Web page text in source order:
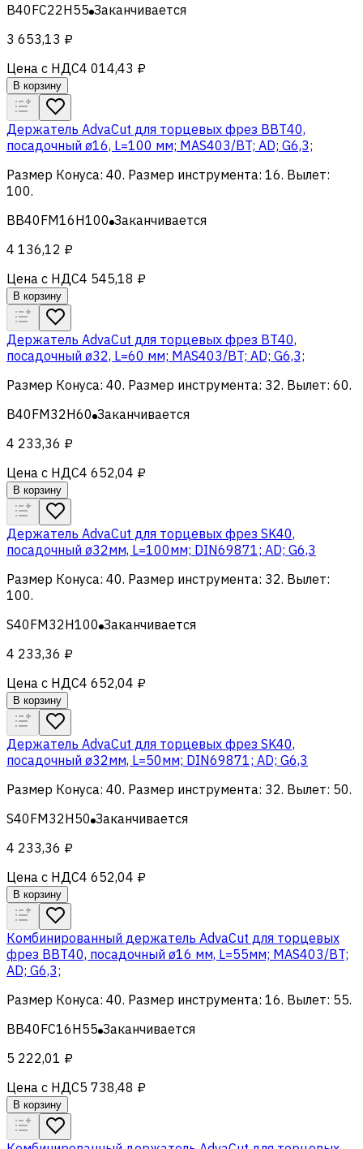
B40FC22H55 Заканчивается
3 653,13 ₽
Цена с НДС4 014,43 ₽
В корзину
Держатель AdvaCut для торцевых фрез BBT40,
посадочный ø16, L=100 мм; MAS403/BT; AD; G6,3;
Размер Конуса: 40. Размер инструмента: 16. Вылет:
100.
BB40FM16H100 Заканчивается
4 136,12 ₽
Цена с НДС4 545,18 ₽
В корзину
Держатель AdvaCut для торцевых фрез BT40,
посадочный ø32, L=60 мм; MAS403/BT; AD; G6,3;
Размер Конуса: 40. Размер инструмента: 32. Вылет: 60.
B40FM32H60 Заканчивается
4 233,36 ₽
Цена с НДС4 652,04 ₽
В корзину
Держатель AdvaCut для торцевых фрез SK40,
посадочный ø32мм, L=100мм; DIN69871; AD; G6,3
Размер Конуса: 40. Размер инструмента: 32. Вылет:
100.
S40FM32H100 Заканчивается
4 233,36 ₽
Цена с НДС4 652,04 ₽
В корзину
Держатель AdvaCut для торцевых фрез SK40,
посадочный ø32мм, L=50мм; DIN69871; AD; G6,3
Размер Конуса: 40. Размер инструмента: 32. Вылет: 50.
S40FM32H50 Заканчивается
4 233,36 ₽
Цена с НДС4 652,04 ₽
В корзину
Комбинированный держатель AdvaCut для торцевых
фрез BBT40, посадочный ø16 мм, L=55мм; MAS403/BT;
AD; G6,3;
Размер Конуса: 40. Размер инструмента: 16. Вылет: 55.
BB40FC16H55 Заканчивается
5 222,01 ₽
Цена с НДС5 738,48 ₽
В корзину